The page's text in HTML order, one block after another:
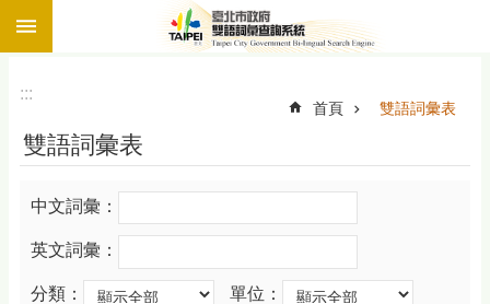
跳到主要內容區塊
:::
首頁 雙語詞彙表
雙語詞彙表
中文詞彙：
英文詞彙：
分類： 單位：